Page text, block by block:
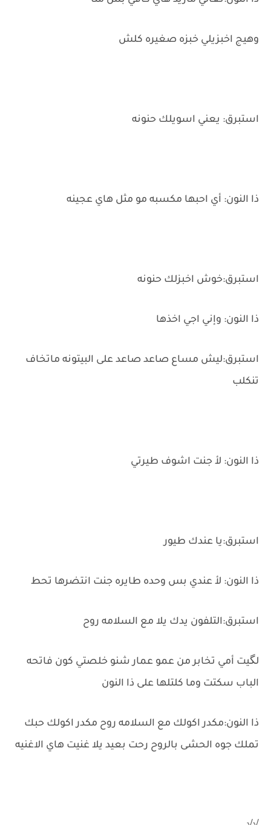
وهيج اخبزيلي خبزه صغيره كلش
استبرق: يعني اسويلك حنونه
ذا النون: أي احبها مكسبه مو مثل هاي عجينه
استبرق:خوش اخبزلك حنونه
ذا النون: وإني اجي اخذها
استبرق:ليش مساع صاعد صاعد على البيتونه ماتخاف
تنكلب
ذا النون: لأ جنت اشوف طيرتي
استبرق:يا عندك طيور
ذا النون: لأ عندي بس وحده طايره جنت انتضرها تحط
استبرق:التلفون يدك يلا مع السلامه روح
لگيت أمي تخابر من عمو عمار شنو خلصتي كون فاتحه
الباب سكتت وما كلتلها على ذا النون
ذا النون:مكدر اكولك مع السلامه روح مكدر اكولك حبك
تملك جوه الحشى بالروح رحت بعيد يلا غنيت هاي الاغنيه